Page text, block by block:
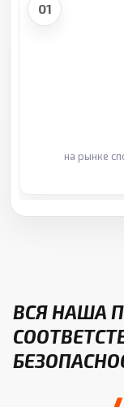
01
на рынке
ВСЯ НАША